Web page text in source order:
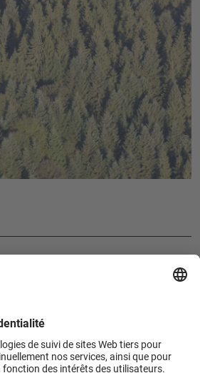
aux différentes
10 10
Déclaration de confidentialité
des cookies